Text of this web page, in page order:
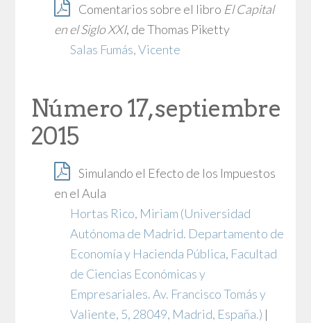
Comentarios sobre el libro El Capital
en el Siglo XXI, de Thomas Piketty
Salas Fumás, Vicente
Número 17, septiembre
2015
Simulando el Efecto de los Impuestos
en el Aula
Hortas Rico, Miriam (Universidad
Autónoma de Madrid. Departamento de
Economía y Hacienda Pública, Facultad
de Ciencias Económicas y
Empresariales. Av. Francisco Tomás y
Valiente, 5, 28049, Madrid, España.) |